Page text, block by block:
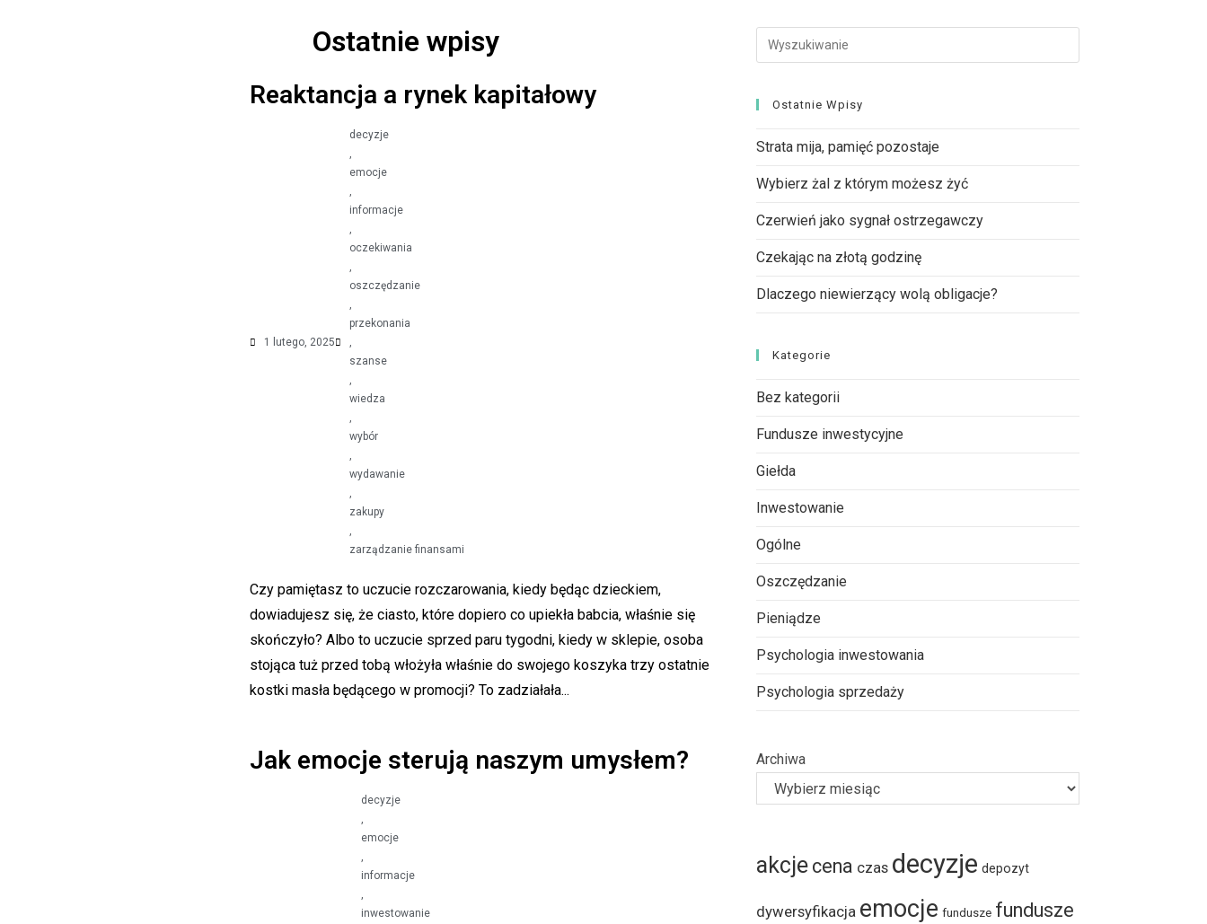
Ostatnie wpisy
Reaktancja a rynek kapitałowy
1 lutego, 2025
decyzje
,
emocje
,
informacje
,
oczekiwania
,
oszczędzanie
,
przekonania
,
szanse
,
wiedza
,
wybór
,
wydawanie
,
zakupy
,
zarządzanie finansami
Czy pamiętasz to uczucie rozczarowania, kiedy będąc dzieckiem,
dowiadujesz się, że ciasto, które dopiero co upiekła babcia, właśnie się
skończyło? Albo to uczucie sprzed paru tygodni, kiedy w sklepie, osoba
stojąca tuż przed tobą włożyła właśnie do swojego koszyka trzy ostatnie
kostki masła będącego w promocji? To zadziałała...
Jak emocje sterują naszym umysłem?
decyzje
,
emocje
,
informacje
,
inwestowanie
Ostatnie Wpisy
Strata mija, pamięć pozostaje
Wybierz żal z którym możesz żyć
Czerwień jako sygnał ostrzegawczy
Czekając na złotą godzinę
Dlaczego niewierzący wolą obligacje?
Kategorie
Bez kategorii
Fundusze inwestycyjne
Giełda
Inwestowanie
Ogólne
Oszczędzanie
Pieniądze
Psychologia inwestowania
Psychologia sprzedaży
Archiwa
akcje cena czas decyzje depozyt
dywersyfikacja emocje fundusze fundusze